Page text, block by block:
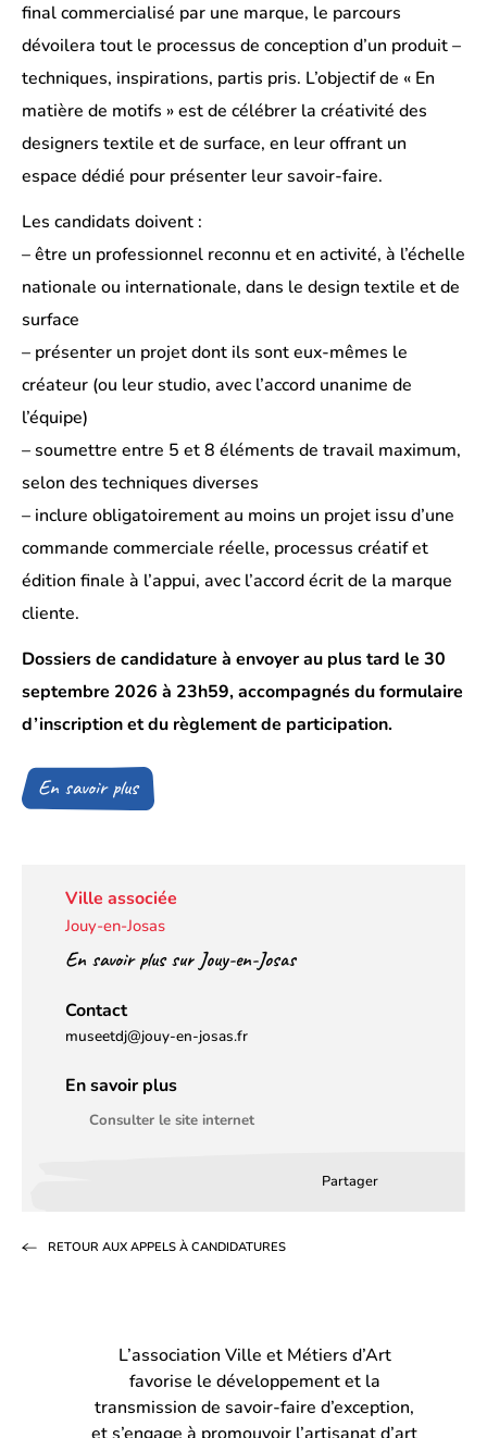
final commercialisé par une marque, le parcours
dévoilera tout le processus de conception d’un produit –
techniques, inspirations, partis pris. L’objectif de « En
matière de motifs » est de célébrer la créativité des
designers textile et de surface, en leur offrant un
espace dédié pour présenter leur savoir-faire.
Les candidats doivent :
– être un professionnel reconnu et en activité, à l’échelle
nationale ou internationale, dans le design textile et de
surface
– présenter un projet dont ils sont eux-mêmes le
créateur (ou leur studio, avec l’accord unanime de
l’équipe)
– soumettre entre 5 et 8 éléments de travail maximum,
selon des techniques diverses
– inclure obligatoirement au moins un projet issu d’une
commande commerciale réelle, processus créatif et
édition finale à l’appui, avec l’accord écrit de la marque
cliente.
Dossiers de candidature à envoyer au plus tard le 30
septembre 2026 à 23h59, accompagnés du formulaire
d’inscription et du règlement de participation.
En savoir plus(Ouverture
dans
Ville associée
Jouy-en-Josas
En savoir plus sur Jouy-en-Josas
Contact
museetdj@jouy-en-josas.fr
En savoir plus
Consulter le site internet
Partager
un
onglet)onglet)
RETOUR AUX APPELS À CANDIDATURES
L’association Ville et Métiers d’Art
favorise le développement et la
transmission de savoir-faire d’exception,